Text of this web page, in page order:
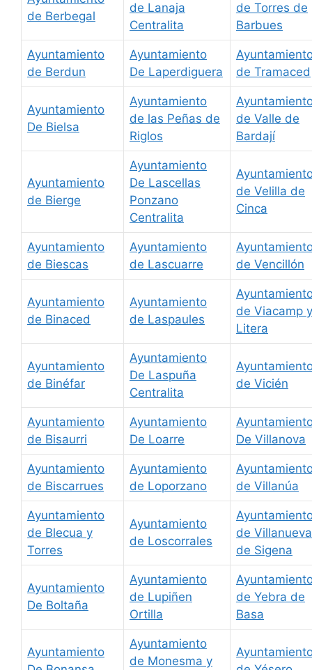
de Berbegal
de Lanaja
Centralita
de Torres de
Barbues
Ayuntamiento
de Berdun
Ayuntamiento
De Laperdiguera
de Tramaced
Ayuntamiento
De Bielsa
Ayuntamiento
de las Peñas de
Riglos
de Valle de
Bardají
Ayuntamiento
de Bierge
Ayuntamiento
De Lascellas
Ponzano
Centralita
de Velilla de
Cinca
Ayuntamiento
de Biescas
Ayuntamiento
de Lascuarre
de Vencillón
Ayuntamiento
de Binaced
Ayuntamiento
de Laspaules
de Viacamp y
Litera
Ayuntamiento
de Binéfar
Ayuntamiento
De Laspuña
Centralita
de Vicién
Ayuntamiento
de Bisaurri
Ayuntamiento
De Loarre
De Villanova
Ayuntamiento
de Biscarrues
Ayuntamiento
de Loporzano
de Villanúa
Ayuntamiento
de Blecua y
Torres
Ayuntamiento
de Loscorrales
de Villanueva
de Sigena
Ayuntamiento
De Boltaña
Ayuntamiento
de Lupiñen
Ortilla
de Yebra de
Basa
Ayuntamiento
Ayuntamiento
de Monesma y